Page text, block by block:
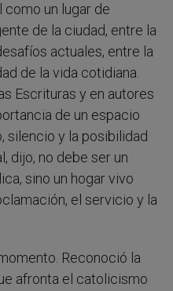
un lugar de
de la ciudad, entre la
actuales, entre la
de la vida cotidiana.
Escrituras y en autores
de un espacio
silencio y la posibilidad
dijo, no debe ser un
sino un hogar vivo
el servicio y la
Reconoció la
afronta el catolicismo